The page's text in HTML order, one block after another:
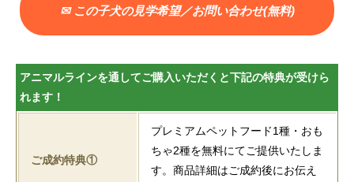
✉ この子犬の見学希望／お問い合わせ(無料)
アニマルラインを通してご購入いただくと下記の特典が受けら
れます！
ご成約特典①
プレミアムペットフード1種・おも
ちゃ2種を無料にてご提供いたしま
す。商品詳細はご成約後にお伝え